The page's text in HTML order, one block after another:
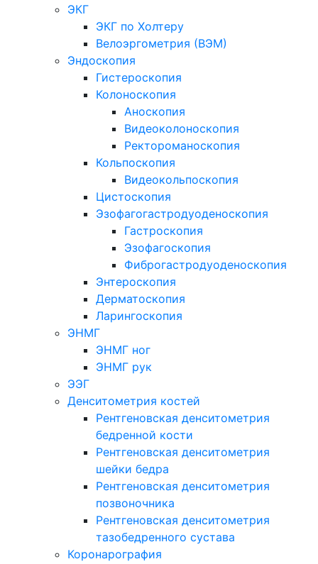
ЭКГ
ЭКГ по Холтеру
Велоэргометрия (ВЭМ)
Эндоскопия
Гистероскопия
Колоноскопия
Аноскопия
Видеоколоноскопия
Ректороманоскопия
Кольпоскопия
Видеокольпоскопия
Цистоскопия
Эзофагогастродуоденоскопия
Гастроскопия
Эзофагоскопия
Фиброгастродуоденоскопия
Энтероскопия
Дерматоскопия
Ларингоскопия
ЭНМГ
ЭНМГ ног
ЭНМГ рук
ЭЭГ
Денситометрия костей
Рентгеновская денситометрия
бедренной кости
Рентгеновская денситометрия
шейки бедра
Рентгеновская денситометрия
позвоночника
Рентгеновская денситометрия
тазобедренного сустава
Коронарография